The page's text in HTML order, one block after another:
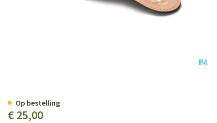
€ 25,00
Op bestelling